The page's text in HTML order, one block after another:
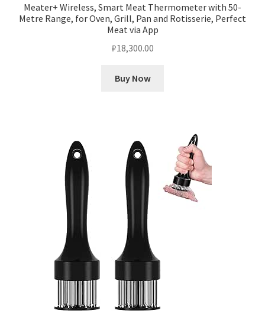
Meater+ Wireless, Smart Meat Thermometer with 50-
Metre Range, for Oven, Grill, Pan and Rotisserie, Perfect
Meat via App
₽18,300.00
Buy Now